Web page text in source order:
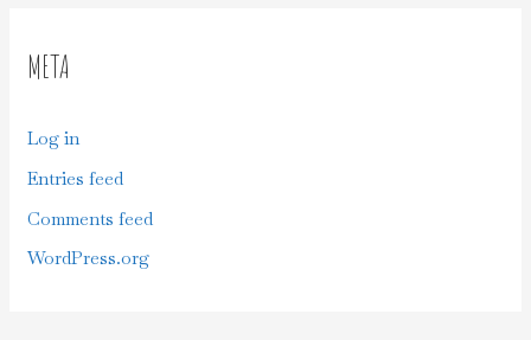
META
Log in
Entries feed
Comments feed
WordPress.org